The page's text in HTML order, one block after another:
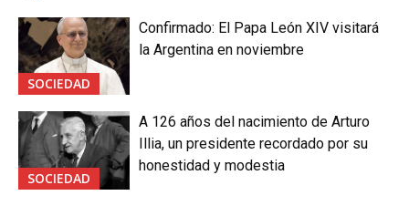
SOCIEDAD
Confirmado: El Papa León XIV visitará
la Argentina en noviembre
SOCIEDAD
A 126 años del nacimiento de Arturo
Illia, un presidente recordado por su
honestidad y modestia